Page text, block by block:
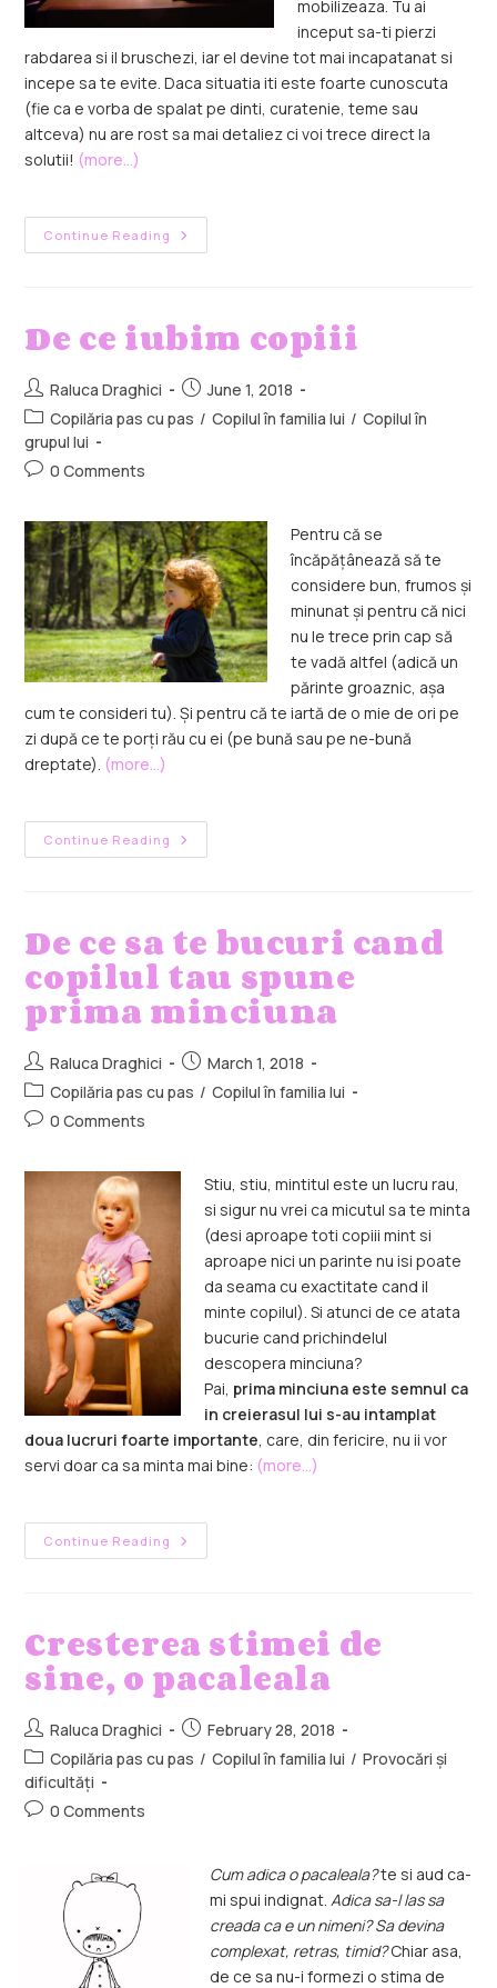
mobilizeaza. Tu ai
inceput sa-ti pierzi
rabdarea si il bruschezi, iar el devine tot mai incapatanat si
incepe sa te evite. Daca situatia iti este foarte cunoscuta
(fie ca e vorba de spalat pe dinti, curatenie, teme sau
altceva) nu are rost sa mai detaliez ci voi trece direct la
solutii! (more…)
Continue Reading
De ce iubim copiii
Raluca Draghici
June 1, 2018
Copilăria pas cu pas / Copilul în familia lui / Copilul în
grupul lui
0 Comments
Pentru că se
încăpățânează să te
considere bun, frumos și
minunat și pentru că nici
nu le trece prin cap să
te vadă altfel (adică un
părinte groaznic, așa
cum te consideri tu). Și pentru că te iartă de o mie de ori pe
zi după ce te porți rău cu ei (pe bună sau pe ne-bună
dreptate). (more…)
Continue Reading
De ce sa te bucuri cand
copilul tau spune
prima minciuna
Raluca Draghici
March 1, 2018
Copilăria pas cu pas / Copilul în familia lui
0 Comments
Stiu, stiu, mintitul este un lucru rau,
si sigur nu vrei ca micutul sa te minta
(desi aproape toti copiii mint si
aproape nici un parinte nu isi poate
da seama cu exactitate cand il
minte copilul). Si atunci de ce atata
bucurie cand prichindelul
descopera minciuna?
Pai, prima minciuna este semnul ca
in creierasul lui s-au intamplat
doua lucruri foarte importante, care, din fericire, nu ii vor
servi doar ca sa minta mai bine: (more…)
Continue Reading
Cresterea stimei de
sine, o pacaleala
Raluca Draghici
February 28, 2018
Copilăria pas cu pas / Copilul în familia lui / Provocări și
dificultăți
0 Comments
Cum adica o pacaleala?te si aud ca-
mi spui indignat.Adica sa-l las sa
creada ca e un nimeni? Sa devina
complexat, retras, timid?Chiar asa,
de ce sa nu-i formezi o stima de